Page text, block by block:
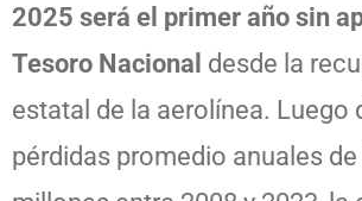
2025 será el primer año sin
Tesoro Nacional desde la
estatal de la aerolínea. Luego
pérdidas promedio anuales de